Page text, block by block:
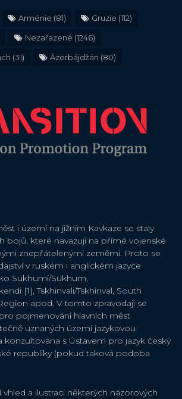
Arménie (81) Gruzie (112)
Nezařazené (1246)
(31) Ázerbájdžán (80)
i území na jižním Kavkaze se staly
bojů, které navazují na přímé vojenské
znepřátelenými zeměmi. Proto se
v ruském i anglickém jazyce
Sukhumi/Sukhum,
[1], Tskhinvali/Tskhinval, South
apod. V tomto zpravodaji se
pojmenování hlavních měst
uznaných území jazykovou
konzultována s Ústavem pro jazyk český
republiky (pokud taková podoba
a ilustraci některých názorových